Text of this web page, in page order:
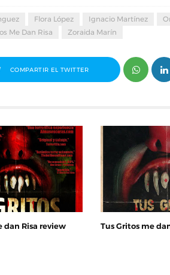
Flora López Ignacio Martínez
Me Dan Risa Zoraida Marín
COMPARTIR EL TWITTER
dan Risa review Tus Gritos me